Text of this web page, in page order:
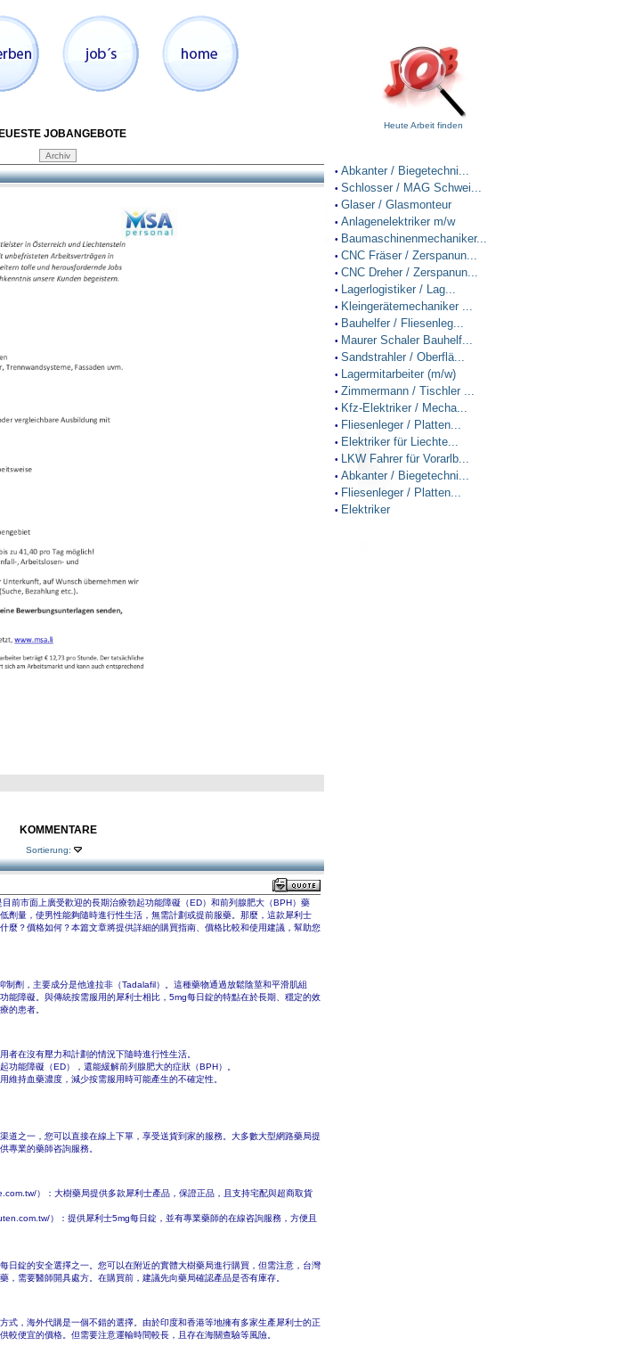
JOBANGEBOTE
KOMMENTARE
Sortierung:
前市面上廣受歡迎的長期治療勃起功能障礙（ED）和前列腺肥大（BPH）藥
劑量，使男性能夠隨時進行性生活，無需計劃或提前服藥。那麼，這款犀利士
麼？價格如何？本篇文章將提供詳細的購買指南、價格比較和使用建議，幫助您
制劑，主要成分是他達拉非（Tadalafil）。這種藥物通過放鬆陰莖和平滑肌組
能障礙。與傳統按需服用的犀利士相比，5mg每日錠的特點在於長期、穩定的效
的患者。
者在沒有壓力和計劃的情況下隨時進行性生活。
功能障礙（ED），還能緩解前列腺肥大的症狀（BPH）。
維持血藥濃度，減少按需服用時可能產生的不確定性。
道之一，您可以直接在線上下單，享受送貨到家的服務。大多數大型網路藥局提
專業的藥師咨詢服務。
）：大樹藥局提供多款犀利士產品，保證正品，且支持宅配與超商取貨
）：提供犀利士5mg每日錠，並有專業藥師的在線咨詢服務，方便且
日錠的安全選擇之一。您可以在附近的實體大樹藥局進行購買，但需注意，台灣
，需要醫師開具處方。在購買前，建議先向藥局確認產品是否有庫存。
式，海外代購是一個不錯的選擇。由於印度和香港等地擁有多家生產犀利士的正
較便宜的價格。但需要注意運輸時間較長，且存在海關查驗等風險。
Heute Arbeit finden
• Abkanter / Biegetechni...
• Schlosser / MAG Schwei...
• Glaser / Glasmonteur
• Anlagenelektriker m/w
• Baumaschinenmechaniker...
• CNC Fräser / Zerspanun...
• CNC Dreher / Zerspanun...
• Lagerlogistiker / Lag...
• Kleingerätemechaniker ...
• Bauhelfer / Fliesenleg...
• Maurer Schaler Bauhelf...
• Sandstrahler / Oberflä...
• Lagermitarbeiter (m/w)
• Zimmermann / Tischler ...
• Kfz-Elektriker / Mecha...
• Fliesenleger / Platten...
• Elektriker für Liechte...
• LKW Fahrer für Vorarlb...
• Abkanter / Biegetechni...
• Fliesenleger / Platten...
• Elektriker